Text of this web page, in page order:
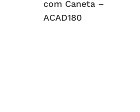
com Caneta –
ACAD180